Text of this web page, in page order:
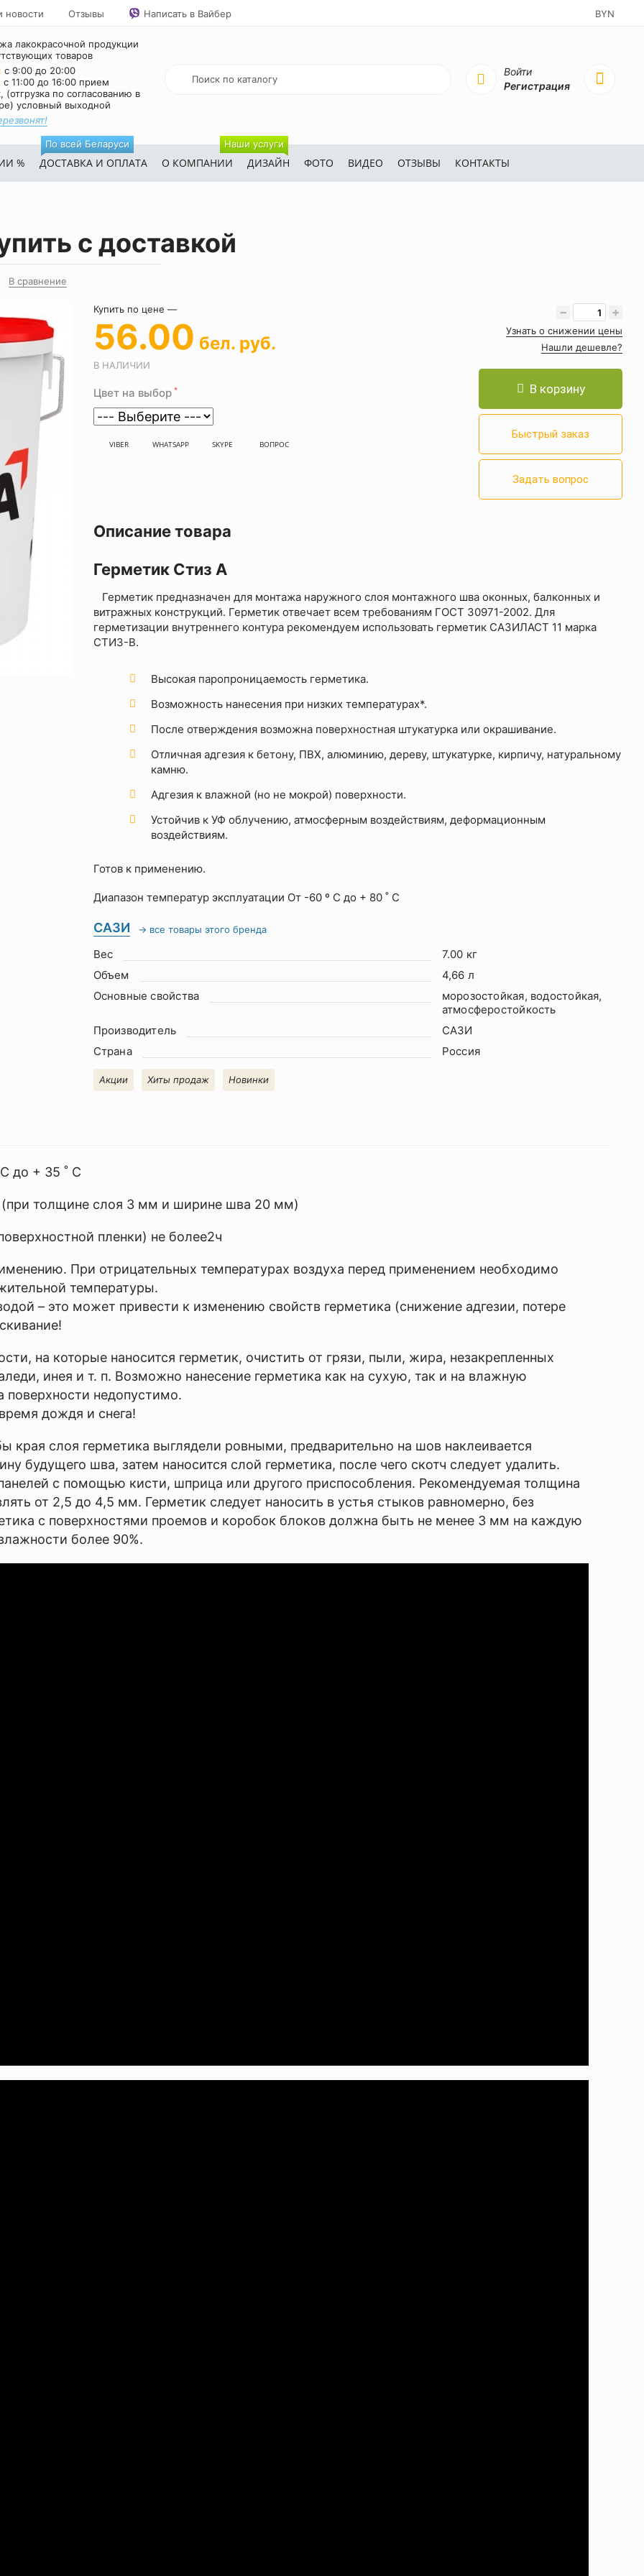
новости Отзывы Написать в Вайбер BYN
лакокрасочной продукции
товаров
с 9:00 до 20:00
с 11:00 до 16:00 прием
(отгрузка по согласованию в
условный выходной
Войти
Регистрация
% ДОСТАВКА И ОПЛАТА
По всей Беларуси
О КОМПАНИИ ДИЗАЙН
Наши услуги
ФОТО ВИДЕО ОТЗЫВЫ КОНТАКТЫ
с доставкой
В сравнение
Купить по цене —
56.00 бел. руб.
В НАЛИЧИИ
Цвет на выбор *
VIBER WHATSAPP SKYPE ВОПРОС
− +
Узнать о снижении цены
Нашли дешевле?
В корзину
Быстрый заказ
Задать вопрос
Описание товара
Герметик Стиз А
Герметик предназначен для монтажа наружного слоя монтажного шва оконных, балконных и
витражных конструкций. Герметик отвечает всем требованиям ГОСТ 30971-2002. Для
герметизации внутреннего контура рекомендуем использовать герметик САЗИЛАСТ 11 марка
СТИЗ-В.
Высокая паропроницаемость герметика.
Возможность нанесения при низких температурах*.
После отверждения возможна поверхностная штукатурка или окрашивание.
Отличная адгезия к бетону, ПВХ, алюминию, дереву, штукатурке, кирпичу, натуральному
камню.
Адгезия к влажной (но не мокрой) поверхности.
Устойчив к УФ облучению, атмосферным воздействиям, деформационным
воздействиям.
Готов к применению.
Диапазон температур эксплуатации От -60 º С до + 80 ˚ С
САЗИ → все товары этого бренда
Вес
7.00 кг
Объем
4,66 л
Основные свойства
морозостойкая, водостойкая,
атмосферостойкость
Производитель
САЗИ
Страна
Россия
Акции Хиты продаж Новинки
до + 35 ˚ С
толщине слоя 3 мм и ширине шва 20 мм)
пленки) не более2ч
При отрицательных температурах воздуха перед применением необходимо
температуры.
– это может привести к изменению свойств герметика (снижение адгезии, потере
на которые наносится герметик, очистить от грязи, пыли, жира, незакрепленных
инея и т. п. Возможно нанесение герметика как на сухую, так и на влажную
поверхности недопустимо.
дождя и снега!
слоя герметика выглядели ровными, предварительно на шов наклеивается
будущего шва, затем наносится слой герметика, после чего скотч следует удалить.
с помощью кисти, шприца или другого приспособления. Рекомендуемая толщина
от 2,5 до 4,5 мм. Герметик следует наносить в устья стыков равномерно, без
с поверхностями проемов и коробок блоков должна быть не менее 3 мм на каждую
более 90%.